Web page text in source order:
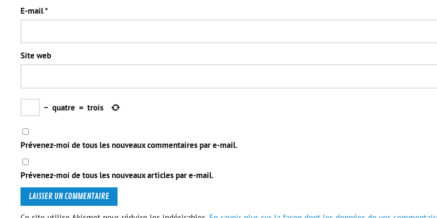
E-mail*
Site web
− quatre = trois
Prévenez-moi de tous les nouveaux commentaires par e-mail.
Prévenez-moi de tous les nouveaux articles par e-mail.